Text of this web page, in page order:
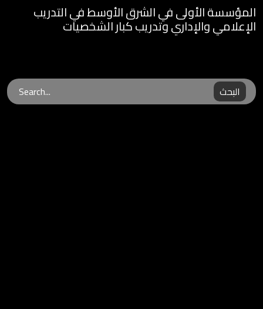
المؤسسة الأولى في الشرق الأوسط في التدريب
الإعلامي والإداري وتدريب كبار الشخصيات
البحث